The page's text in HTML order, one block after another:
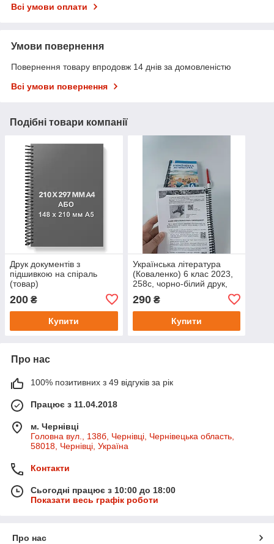
Всі умови оплати
Умови повернення
Повернення товару впродовж 14 днів за домовленістю
Всі умови повернення
Подібні товари компанії
Друк документів з
підшивкою на спіраль
(товар)
200 ₴
Купити
Українська література
(Коваленко) 6 клас 2023,
258с, чорно-білий друк,
Формат А5
290₴
Купити
Про нас
100% позитивних з 49 відгуків за рік
Працює з 11.04.2018
м. Чернівці
Головна вул., 138б, Чернівці, Чернівецька область,
58018, Чернівці, Україна
Контакти
Сьогодні працює з 10:00 до 18:00
Показати весь графік роботи
Про нас